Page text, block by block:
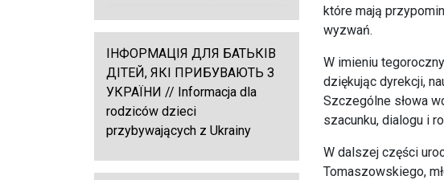
które mają
wyzwań.
W imieniu
dziękując dyrekcji,
Szczególne słowa
szacunku, dialogu i
W dalszej części
Tomaszowskiego,
ІНФОРМАЦІЯ ДЛЯ БАТЬКІВ
ДІТЕЙ, ЯКІ ПРИБУВАЮТЬ З
УКРАЇНИ // Informacja dla
rodziców dzieci
przybywających z Ukrainy